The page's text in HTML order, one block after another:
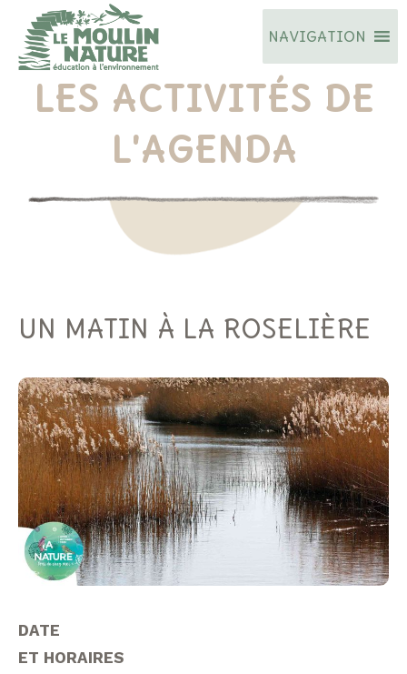
contenu
NAVIGATION
LES ACTIVITÉS DE
L'AGENDA
UN MATIN À LA ROSELIÈRE
DATE
ET HORAIRES